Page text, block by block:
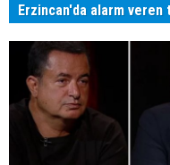
Erzincan'da alarm veren